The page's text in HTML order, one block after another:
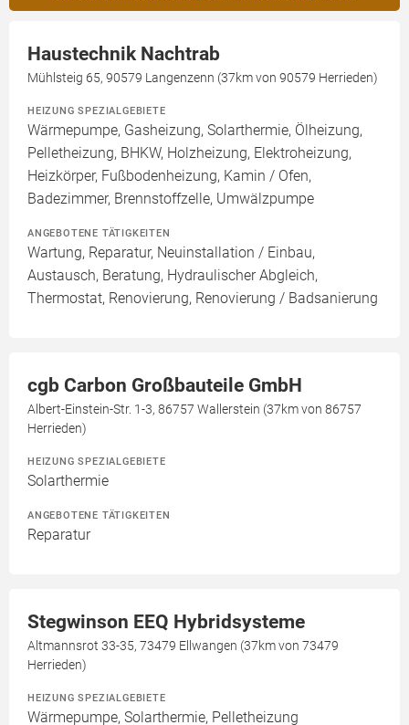
Haustechnik Nachtrab
Mühlsteig 65, 90579 Langenzenn (37km von 90579 Herrieden)
HEIZUNG SPEZIALGEBIETE
Wärmepumpe, Gasheizung, Solarthermie, Ölheizung,
Pelletheizung, BHKW, Holzheizung, Elektroheizung,
Heizkörper, Fußbodenheizung, Kamin / Ofen,
Badezimmer, Brennstoffzelle, Umwälzpumpe
ANGEBOTENE TÄTIGKEITEN
Wartung, Reparatur, Neuinstallation / Einbau,
Austausch, Beratung, Hydraulischer Abgleich,
Thermostat, Renovierung, Renovierung / Badsanierung
cgb Carbon Großbauteile GmbH
Albert-Einstein-Str. 1-3, 86757 Wallerstein (37km von 86757
Herrieden)
HEIZUNG SPEZIALGEBIETE
Solarthermie
ANGEBOTENE TÄTIGKEITEN
Reparatur
Stegwinson EEQ Hybridsysteme
Altmannsrot 33-35, 73479 Ellwangen (37km von 73479
Herrieden)
HEIZUNG SPEZIALGEBIETE
Wärmepumpe, Solarthermie, Pelletheizung